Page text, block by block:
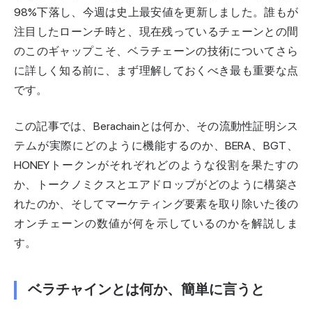
98%下落し、今週は史上最安値を更新しました。誰もが
注目したローンチ時と、現在残っているチェーンとの間
のこのギャップこそ、ベラチェーンの技術についてさら
に詳しく知る前に、まず理解しておくべき最も重要な点
です。
この記事では、Berachainとは何か、その流動性証明シス
テムが実際にどのように機能するのか、BERA、BGT、
HONEYトークンがそれぞれどのような役割を果たすの
か、トークノミクスとエアドロップがどのように構築さ
れたのか、そしてマーケティング要素を取り除いた後の
オンチェーンの数値が何を示しているのかを解説しま
す。
ベラチャインとは何か、簡単に言うと